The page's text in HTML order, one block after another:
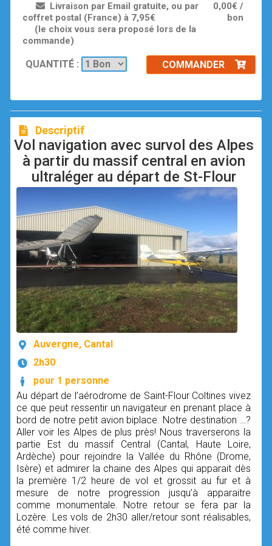
Livraison par Email gratuite, ou par
coffret postal (France) à 7,95€
(le choix vous sera proposé lors de la
commande)
0,00€ /
bon
QUANTITÉ : COMMANDER
Descriptif
Vol navigation avec survol des Alpes
à partir du massif central en avion
ultraléger au départ de St-Flour
Auvergne, Cantal
2h30
pour 1 personne
Au départ de l’aérodrome de Saint-Flour Coltines vivez
ce que peut ressentir un navigateur en prenant place à
bord de notre petit avion biplace. Notre destination …?
Aller voir les Alpes de plus près! Nous traverserons la
partie Est du massif Central (Cantal, Haute Loire,
Ardèche) pour rejoindre la Vallée du Rhône (Drome,
Isère) et admirer la chaine des Alpes qui apparait dès
la première 1/2 heure de vol et grossit au fur et à
mesure de notre progression jusqu’à apparaitre
comme monumentale. Notre retour se fera par la
Lozère. Les vols de 2h30 aller/retour sont réalisables,
été comme hiver.